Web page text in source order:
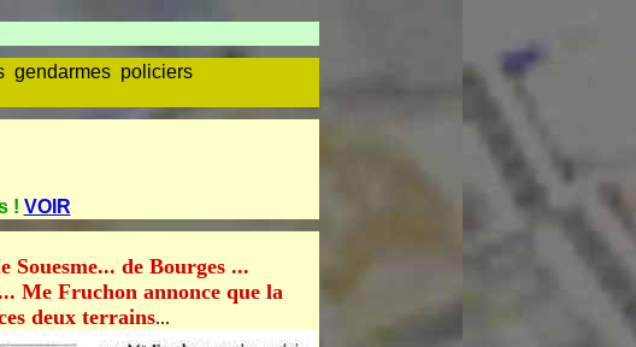
gendarmes policiers
! VOIR
de Bourges ...
Me Fruchon annonce que la
deux terrains...